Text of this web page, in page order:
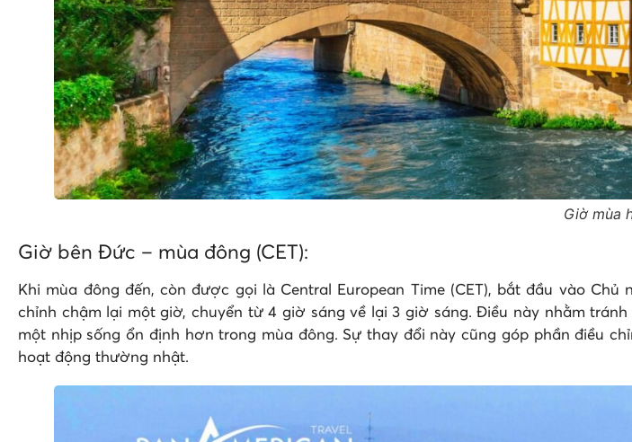
Giờ mùa
Giờ bên Đức – mùa đông (CET):
Khi mùa đông đến, còn được gọi là Central European Time (CET), bắt đầu vào
chỉnh chậm lại một giờ, chuyển từ 4 giờ sáng về lại 3 giờ sáng. Điều này nhằm
một nhịp sống ổn định hơn trong mùa đông. Sự thay đổi này cũng góp phần điều
hoạt động thường nhật.